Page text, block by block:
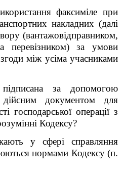
факсиміле при
накладних (далі
(вантажовідправником,
перевізником) за умови
між усіма учасниками
за допомогою
дійсним документом для
господарської операції з
Кодексу?
у сфері справляння
нормами Кодексу (п.